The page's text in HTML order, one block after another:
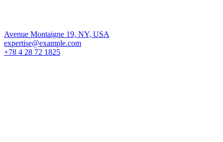
Avenue Montaigne 19, NY, USA
expertise@example.com
+78 4 28 72 1825